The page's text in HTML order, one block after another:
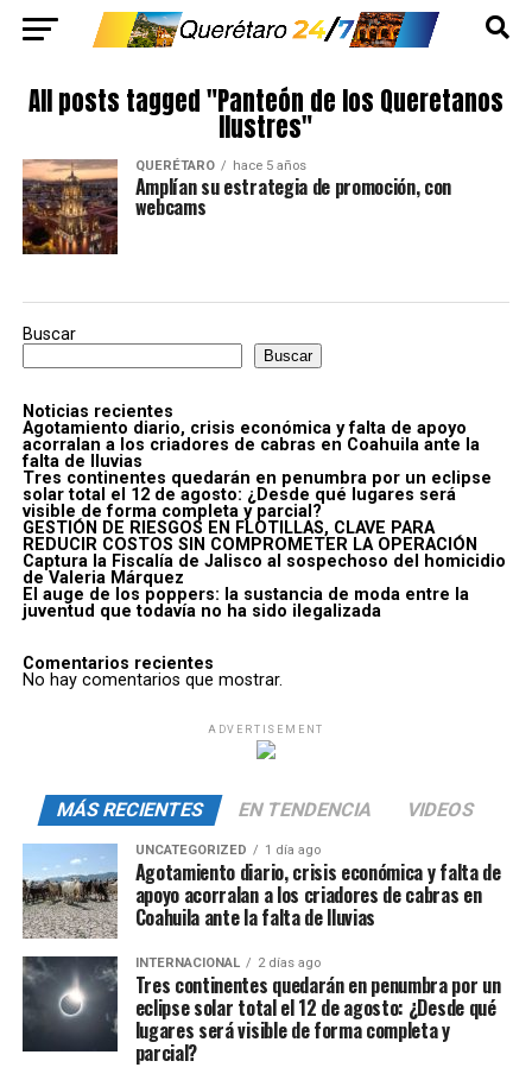
All posts tagged "Panteón de los Queretanos
Ilustres"
QUERÉTARO hace 5 años
Amplían su estrategia de promoción, con
webcams
Buscar
Buscar
Noticias recientes
Agotamiento diario, crisis económica y falta de apoyo
acorralan a los criadores de cabras en Coahuila ante la
falta de lluvias
Tres continentes quedarán en penumbra por un eclipse
solar total el 12 de agosto: ¿Desde qué lugares será
visible de forma completa y parcial?
GESTIÓN DE RIESGOS EN FLOTILLAS, CLAVE PARA
REDUCIR COSTOS SIN COMPROMETER LA OPERACIÓN
Captura la Fiscalía de Jalisco al sospechoso del homicidio
de Valeria Márquez
El auge de los poppers: la sustancia de moda entre la
juventud que todavía no ha sido ilegalizada
Comentarios recientes
No hay comentarios que mostrar.
ADVERTISEMENT
MÁS RECIENTES EN TENDENCIA VIDEOS
UNCATEGORIZED 1 día ago
Agotamiento diario, crisis económica y falta de
apoyo acorralan a los criadores de cabras en
Coahuila ante la falta de lluvias
INTERNACIONAL 2 días ago
Tres continentes quedarán en penumbra por un
eclipse solar total el 12 de agosto: ¿Desde qué
lugares será visible de forma completa y
parcial?